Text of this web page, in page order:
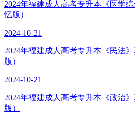
2024年福建成人高考专升本《医学
忆版）
2024-10-21
2024年福建成人高考专升本《民法
版）
2024-10-21
2024年福建成人高考专升本《政治
版）